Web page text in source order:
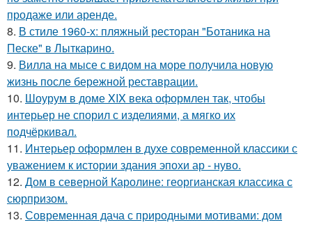
продаже или аренде.
8. В стиле 1960-х: пляжный ресторан "Ботаника на
Песке" в Лыткарино.
9. Вилла на мысе с видом на море получила новую
жизнь после бережной реставрации.
10. Шоурум в доме XIX века оформлен так, чтобы
интерьер не спорил с изделиями, а мягко их
подчёркивал.
11. Интерьер оформлен в духе современной классики с
уважением к истории здания эпохи ар - нуво.
12. Дом в северной Каролине: георгианская классика с
сюрпризом.
13. Современная дача с природными мотивами: дом